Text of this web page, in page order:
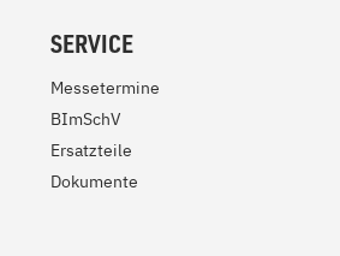
SERVICE
Messetermine
BImSchV
Ersatzteile
Dokumente